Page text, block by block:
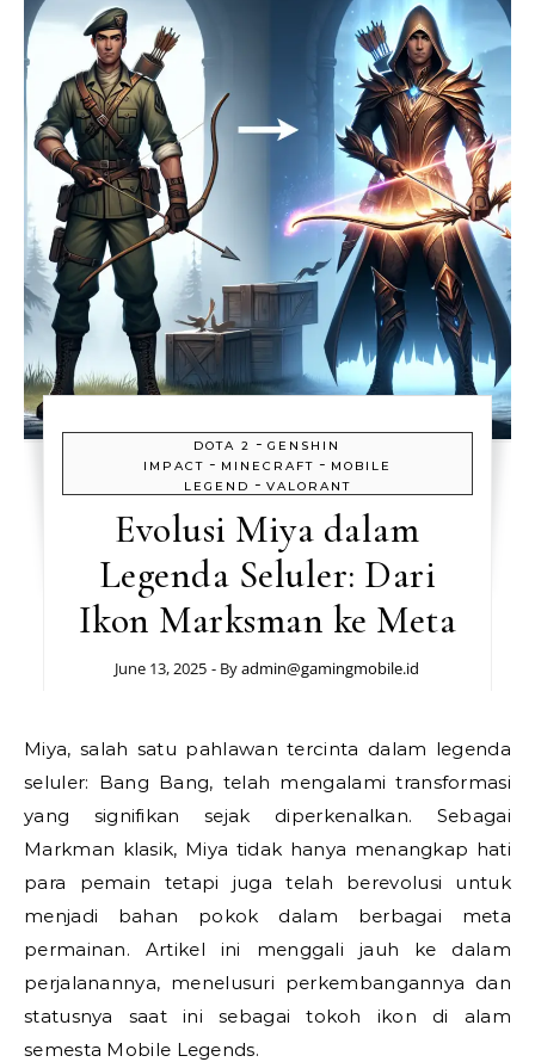
DOTA 2 -GENSHIN
IMPACT - MINECRAFT - MOBILE
LEGEND - VALORANT
Evolusi Miya dalam
Legenda Seluler: Dari
Ikon Marksman ke Meta
June 13, 2025 - Byadmin@gamingmobile.id
Miya, salah satu pahlawan tercinta dalam legenda
seluler: Bang Bang, telah mengalami transformasi
yang signifikan sejak diperkenalkan. Sebagai
Markman klasik, Miya tidak hanya menangkap hati
para pemain tetapi juga telah berevolusi untuk
menjadi bahan pokok dalam berbagai meta
permainan. Artikel ini menggali jauh ke dalam
perjalanannya, menelusuri perkembangannya dan
statusnya saat ini sebagai tokoh ikon di alam
semesta Mobile Legends.